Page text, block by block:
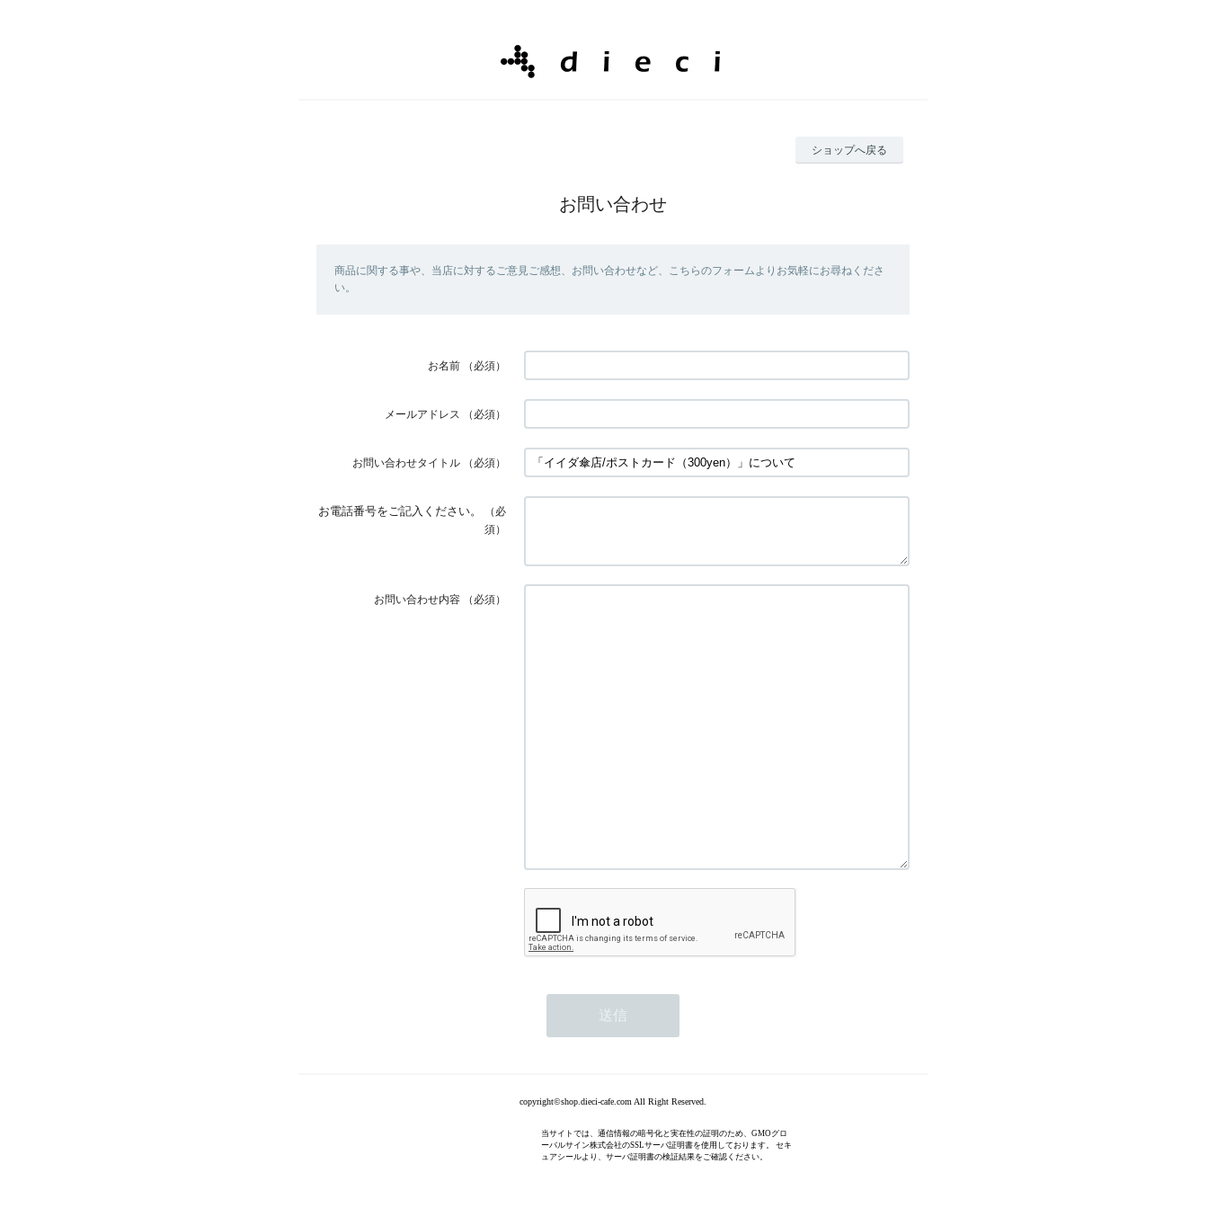
ショップへ戻る
お問い合わせ
商品に関する事や、当店に対するご意見ご感想、お問い合わせなど、こちらのフォームよりお気軽にお尋ねくださ
い。
お名前 （必須）
メールアドレス （必須）
お問い合わせタイトル （必須）
お電話番号をご記入ください。
（必
須）
お問い合わせ内容 （必須）
copyright©shop.dieci-cafe.com All Right Reserved.
当サイトでは、通信情報の暗号化と実在性の証明のため、GMOグロ
ーバルサイン株式会社のSSLサーバ証明書を使用しております。 セキ
ュアシールより、サーバ証明書の検証結果をご確認ください。